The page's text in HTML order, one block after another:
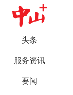
头条
服务资讯
要闻